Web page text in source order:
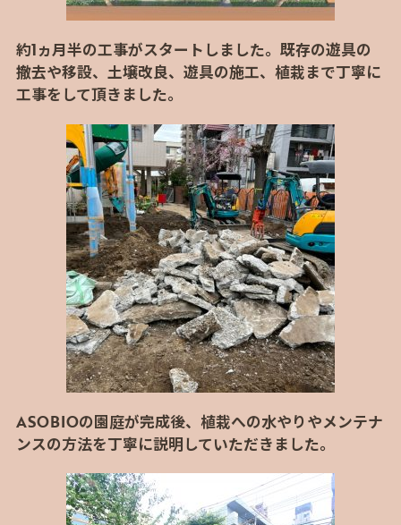
約1ヵ月半の工事がスタートしました。既存の遊具の
撤去や移設、土壌改良、遊具の施工、植栽まで丁寧に
工事をして頂きました。
ASOBIOの園庭が完成後、植栽への水やりやメンテナ
ンスの方法を丁寧に説明していただきました。